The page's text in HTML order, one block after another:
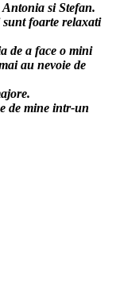
si Stefan.
foarte relaxati
de a face o mini
au nevoie de
de mine intr-un